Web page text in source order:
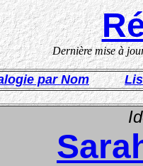
Dernière mise à
par Nom